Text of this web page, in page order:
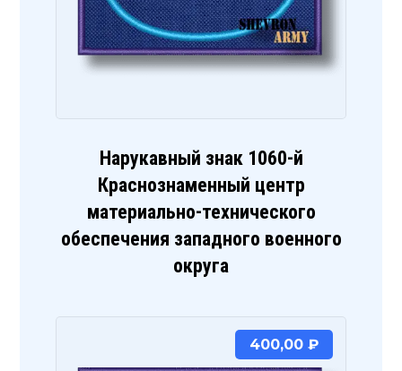
Нарукавный знак 1060-й
Краснознаменный центр
материально-технического
обеспечения западного военного
округа
400,00 ₽